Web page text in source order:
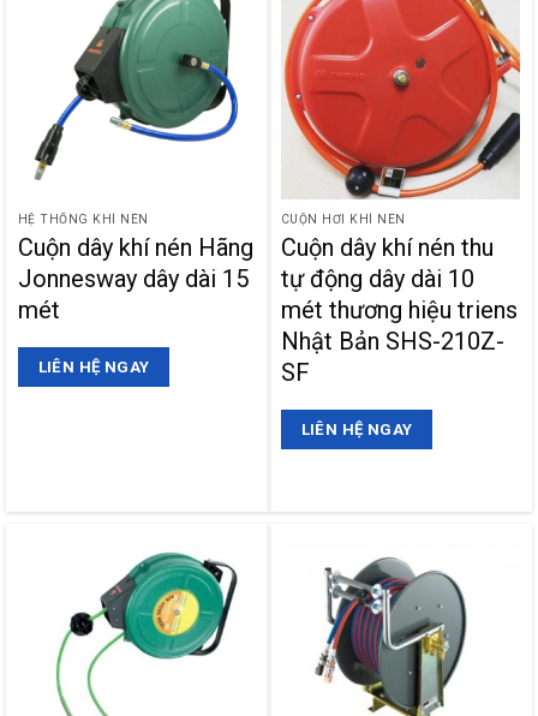
HỆ THỐNG KHÍ NÉN
Cuộn dây khí nén Hãng
Jonnesway dây dài 15
mét
LIÊN HỆ NGAY
CUỘN HƠI KHÍ NÉN
Cuộn dây khí nén thu
tự động dây dài 10
mét thương hiệu triens
Nhật Bản SHS-210Z-
SF
LIÊN HỆ NGAY